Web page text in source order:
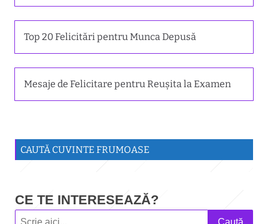
Top 20 Felicitări pentru Munca Depusă
Mesaje de Felicitare pentru Reușita la Examen
CAUTĂ CUVINTE FRUMOASE
CE TE INTERESEAZĂ?
Caută